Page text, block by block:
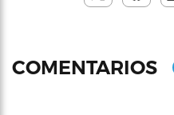
COMENTARIOS